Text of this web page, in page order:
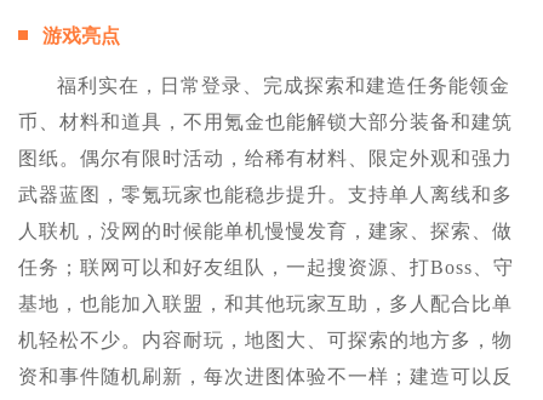
游戏亮点
福利实在，日常登录、完成探索和建造任务能领金
币、材料和道具，不用氪金也能解锁大部分装备和建筑
图纸。偶尔有限时活动，给稀有材料、限定外观和强力
武器蓝图，零氪玩家也能稳步提升。支持单人离线和多
人联机，没网的时候能单机慢慢发育，建家、探索、做
任务；联网可以和好友组队，一起搜资源、打Boss、守
基地，也能加入联盟，和其他玩家互助，多人配合比单
机轻松不少。内容耐玩，地图大、可探索的地方多，物
资和事件随机刷新，每次进图体验不一样；建造可以反